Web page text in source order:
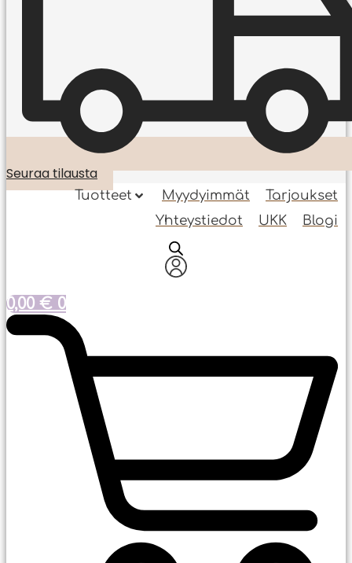
Seuraa tilausta
Tuotteet Myydyimmät
Tarjoukset
Yhteystiedot
UKK Blogi
0,00 € 0